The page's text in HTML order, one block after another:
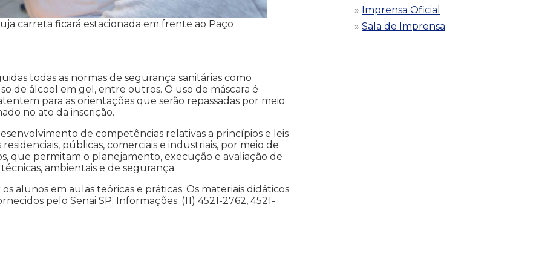
carreta ficará estacionada em frente ao Paço
todas as normas de segurança sanitárias como
de álcool em gel, entre outros. O uso de máscara é
para as orientações que serão repassadas por meio
no ato da inscrição.
de competências relativas a princípios e leis
públicas, comerciais e industriais, por meio de
que permitam o planejamento, execução e avaliação de
ambientais e de segurança.
alunos em aulas teóricas e práticas. Os materiais didáticos
pelo Senai SP. Informações: (11) 4521-2762, 4521-
Imprensa Oficial
Sala de Imprensa